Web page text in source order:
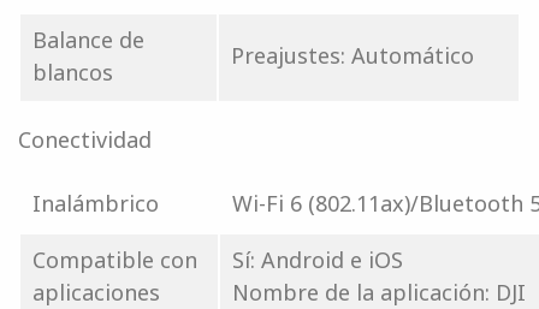
Balance de
blancos
Preajustes: Automático
Conectividad
Inalámbrico
Wi-Fi 6 (802.11ax)/Bluetooth
Compatible con
aplicaciones
Sí: Android e iOS
Nombre de la aplicación: DJI